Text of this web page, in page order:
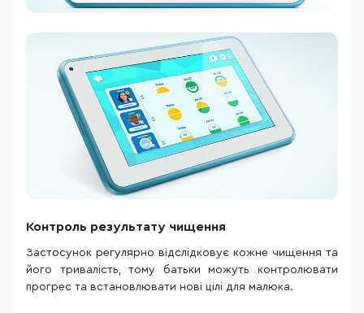
Контроль результату чищення
Застосунок регулярно відслідковує кожне чищення та
його тривалість, тому батьки можуть контролювати
прогрес та встановлювати нові цілі для малюка.